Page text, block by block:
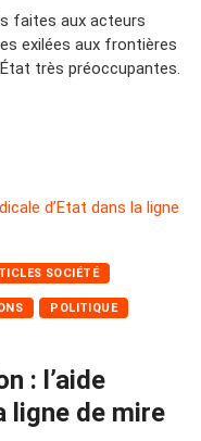
faites aux acteurs
exilées aux frontières
très préoccupantes.
SOCIÉTÉ
POLITIQUE
: l’aide
ligne de mire